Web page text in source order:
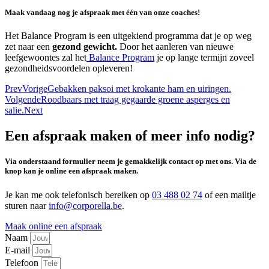
Maak vandaag nog je afspraak met één van onze coaches!
Het Balance Program is een uitgekiend programma dat je op weg
zet naar een gezond gewicht. Door het aanleren van nieuwe
leefgewoontes zal het Balance Program je op lange termijn zoveel
gezondheidsvoordelen opleveren!
PrevVorigeGebakken paksoi met krokante ham en uiringen.
VolgendeRoodbaars met traag gegaarde groene asperges en
salie.Next
Een afspraak maken of meer info nodig?
Via onderstaand formulier neem je gemakkelijk contact op met ons. Via de
knop kan je online een afspraak maken.
Je kan me ook telefonisch bereiken op 03 488 02 74 of een mailtje
sturen naarinfo@corporella.be.
Maak online een afspraak
Naam
E-mail
Telefoon